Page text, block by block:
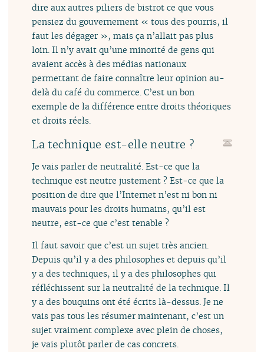
dire aux autres piliers de bistrot ce que vous
pensiez du gouvernement « tous des pourris, il
faut les dégager », mais ça n’allait pas plus
loin. Il n’y avait qu’une minorité de gens qui
avaient accès à des médias nationaux
permettant de faire connaître leur opinion au-
delà du café du commerce. C’est un bon
exemple de la différence entre droits théoriques
et droits réels.
La technique est-elle neutre ?
Je vais parler de neutralité. Est-ce que la
technique est neutre justement ? Est-ce que la
position de dire que l’Internet n’est ni bon ni
mauvais pour les droits humains, qu’il est
neutre, est-ce que c’est tenable ?
Il faut savoir que c’est un sujet très ancien.
Depuis qu’il y a des philosophes et depuis qu’il
y a des techniques, il y a des philosophes qui
réfléchissent sur la neutralité de la technique. Il
y a des bouquins ont été écrits là-dessus. Je ne
vais pas tous les résumer maintenant, c’est un
sujet vraiment complexe avec plein de choses,
je vais plutôt parler de cas concrets.